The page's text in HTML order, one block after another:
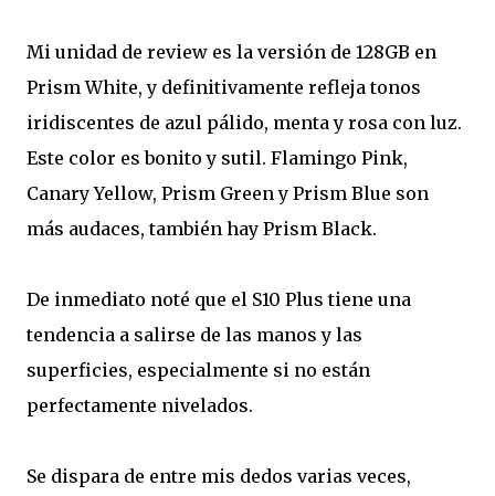
Mi unidad de review es la versión de 128GB en
Prism White, y definitivamente refleja tonos
iridiscentes de azul pálido, menta y rosa con luz.
Este color es bonito y sutil. Flamingo Pink,
Canary Yellow, Prism Green y Prism Blue son
más audaces, también hay Prism Black.
De inmediato noté que el S10 Plus tiene una
tendencia a salirse de las manos y las
superficies, especialmente si no están
perfectamente nivelados.
Se dispara de entre mis dedos varias veces,